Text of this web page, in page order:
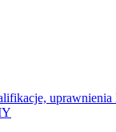
uprawnienia